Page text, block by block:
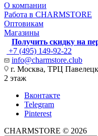
О компании
Работа в CHARMSTORE
Оптовикам
Магазины
Получить скидку на
+7 (495) 149-92-22
info@charmstore.club
г. Москва, ТРЦ
2 этаж
Вконтакте
Telegram
Pinterest
CHARMSTORE © 2026